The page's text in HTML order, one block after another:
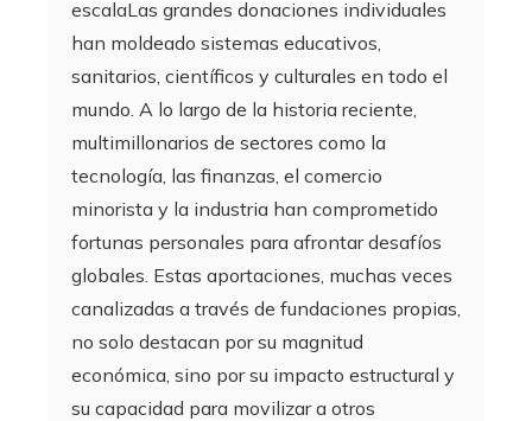
escalaLas grandes donaciones individuales
han moldeado sistemas educativos,
sanitarios, científicos y culturales en todo el
mundo. A lo largo de la historia reciente,
multimillonarios de sectores como la
tecnología, las finanzas, el comercio
minorista y la industria han comprometido
fortunas personales para afrontar desafíos
globales. Estas aportaciones, muchas veces
canalizadas a través de fundaciones propias,
no solo destacan por su magnitud
económica, sino por su impacto estructural y
su capacidad para movilizar a otros